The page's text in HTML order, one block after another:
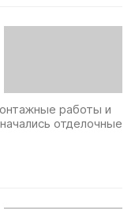
работы и
отделочные